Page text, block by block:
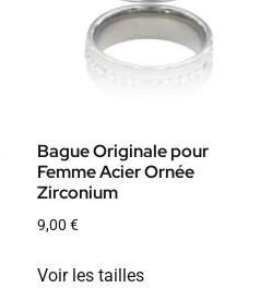
Bague Originale pour
Femme Acier Ornée
Zirconium
9,00 €
Voir les tailles